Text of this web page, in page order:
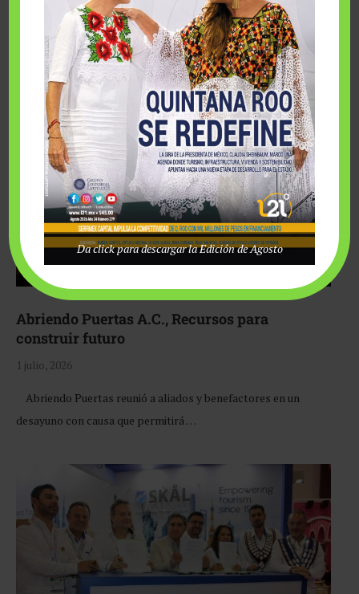
Fairmont Mayakoba y Make-A-Wish México unieron
esfuerzos para hacer realidad el deseo de una …
Abriendo Puertas A.C., Recursos para
construir futuro
1 julio, 2026
Abriendo Puertas reunió a aliados y benefactores en un
desayuno con causa que permitirá …
Da click para descargar la Edición de Agosto